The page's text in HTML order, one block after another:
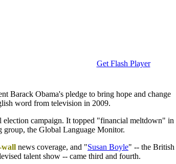
Get Flash Player
Barack Obama's pledge to bring hope and change
word from television in 2009.
campaign. It topped "financial meltdown" in
the Global Language Monitor.
wall news coverage, and "Susan Boyle" -- the British
talent show -- came third and fourth.